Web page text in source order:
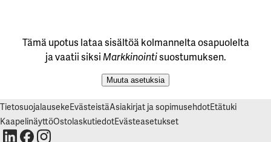
TietosuojalausekeEvästeistäAsiakirjat ja sopimusehdotEtätuki
KaapelinäyttöOstolaskutiedotEvästeasetukset